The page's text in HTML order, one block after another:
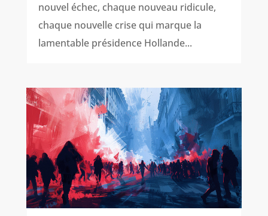
nouvel échec, chaque nouveau ridicule,
chaque nouvelle crise qui marque la
lamentable présidence Hollande...